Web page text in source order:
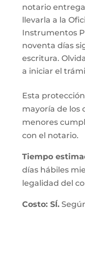
notario
llevarla a la
Instrumentos
noventa días
escritura.
a iniciar el
Esta
mayoría de los
menores
con el notario.
Tiempo
días hábiles
legalidad del
Costo: SÍ.